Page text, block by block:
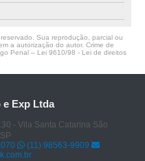
Sua reprodução, parcial ou
a autorização do autor. Crime de
Penal – Lei 9610/98 - Lei de direitos
e Exp Ltda
- Vila Santa Catarina São
(11) 98563-9909